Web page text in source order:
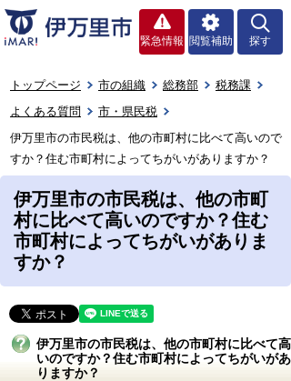
緊急情報 閲覧補助 探す
トップページ 市の組織 総務部
税務課
よくある質問
市・県民税
伊万里市の市民税は、他の市町村に比べて高いので
すか？住む市町村によってちがいがありますか？
伊万里市の市民税は、他の市町
村に比べて高いのですか？住む
市町村によってちがいがありま
すか？
伊万里市の市民税は、他の市町村に比べて高
いのですか？住む市町村によってちがいがあ
りますか？